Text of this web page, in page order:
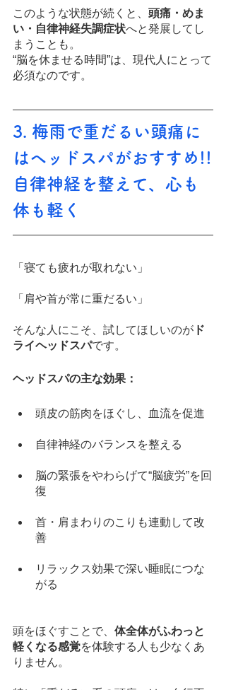
このような状態が続くと、 頭痛・めま
い・自律神経失調症状へと発展してし
まうことも。
“脳を休ませる時間”は、現代人にとって
必須なのです。
3. 梅雨で重だるい頭痛に
はヘッドスパがおすすめ!!
自律神経を整えて、心も
体も軽く
「寝ても疲れが取れない」
「肩や首が常に重だるい」
そんな人にこそ、試してほしいのが ド
ライヘッドスパです。
ヘッドスパの主な効果：
頭皮の筋肉をほぐし、血流を促進
自律神経のバランスを整える
脳の緊張をやわらげて“脳疲労”を回
復
首・肩まわりのこりも連動して改
善
リラックス効果で深い睡眠につな
がる
頭をほぐすことで、 体全体がふわっと
軽くなる感覚を体験する人も少なくあ
りません。